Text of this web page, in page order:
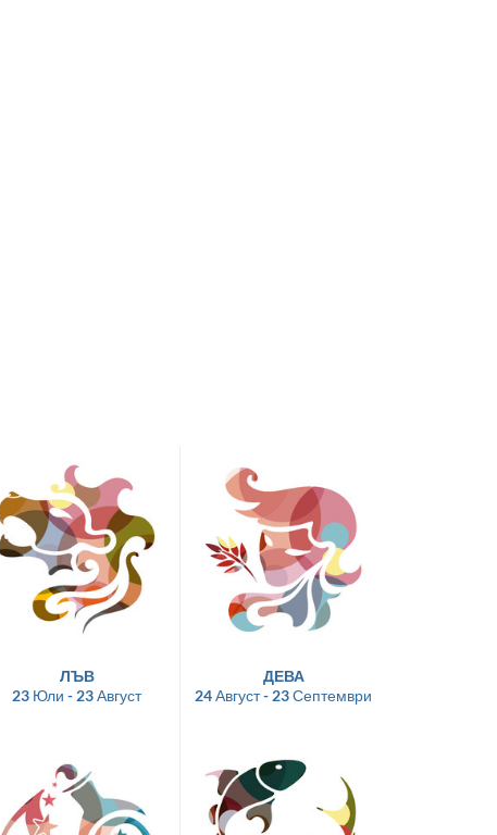
ЛЪВ
23 Юли - 23 Август
ДЕВА
24 Август - 23 Септември